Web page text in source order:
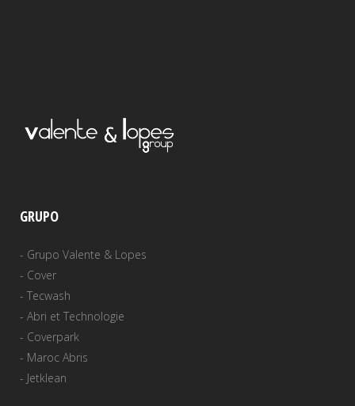
GRUPO
- Grupo Valente & Lopes
- Cover
- Tecwash
- Abri et Technologie
- Coverpark
- Maroc Abris
- Jetklean